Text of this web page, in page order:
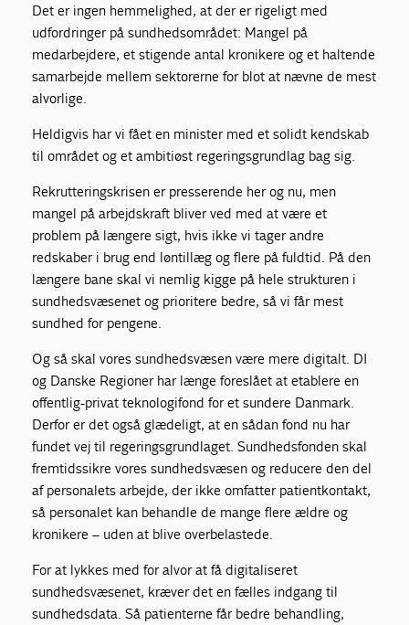
Det er ingen hemmelighed, at der er rigeligt med
udfordringer på sundhedsområdet: Mangel på
medarbejdere, et stigende antal kronikere og et haltende
samarbejde mellem sektorerne for blot at nævne de mest
alvorlige.
Heldigvis har vi fået en minister med et solidt kendskab
til området og et ambitiøst regeringsgrundlag bag sig.
Rekrutteringskrisen er presserende her og nu, men
mangel på arbejdskraft bliver ved med at være et
problem på længere sigt, hvis ikke vi tager andre
redskaber i brug end løntillæg og flere på fuldtid. På den
længere bane skal vi nemlig kigge på hele strukturen i
sundhedsvæsenet og prioritere bedre, så vi får mest
sundhed for pengene.
Og så skal vores sundhedsvæsen være mere digitalt. DI
og Danske Regioner har længe foreslået at etablere en
offentlig-privat teknologifond for et sundere Danmark.
Derfor er det også glædeligt, at en sådan fond nu har
fundet vej til regeringsgrundlaget. Sundhedsfonden skal
fremtidssikre vores sundhedsvæsen og reducere den del
af personalets arbejde, der ikke omfatter patientkontakt,
så personalet kan behandle de mange flere ældre og
kronikere – uden at blive overbelastede.
For at lykkes med for alvor at få digitaliseret
sundhedsvæsenet, kræver det en fælles indgang til
sundhedsdata. Så patienterne får bedre behandling,